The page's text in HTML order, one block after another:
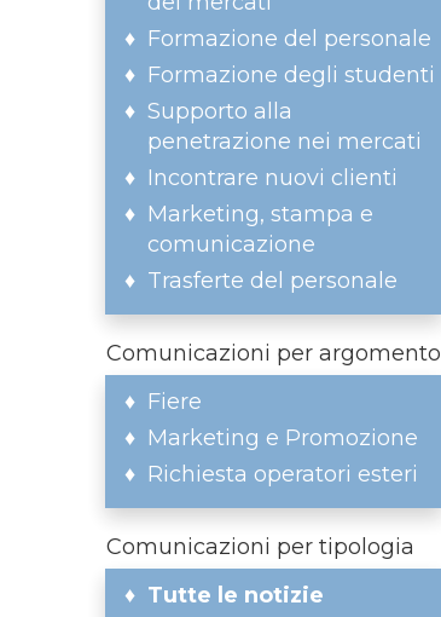
Formazione del personale
Formazione degli studenti
Supporto alla
penetrazione nei mercati
Incontrare nuovi clienti
Marketing, stampa e
comunicazione
Trasferte del personale
Comunicazioni per argomento
Fiere
Marketing e Promozione
Richiesta operatori esteri
Comunicazioni per tipologia
Tutte le notizie